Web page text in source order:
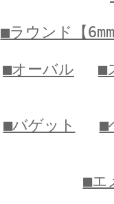
■ラウンド【
■オーバル ■
■バゲット ■
■エ